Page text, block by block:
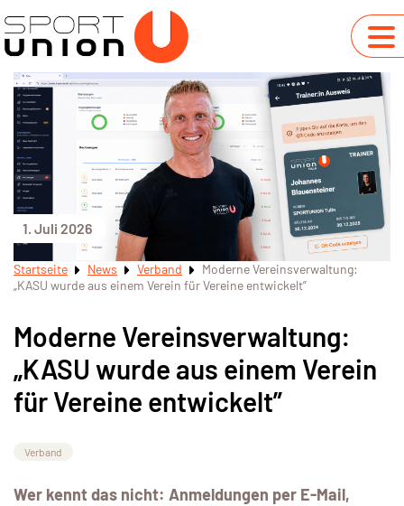
1. Juli 2026
Startseite News Verband
Moderne Vereinsverwaltung:
„KASU wurde aus einem Verein für Vereine entwickelt”
Moderne Vereinsverwaltung:
„KASU wurde aus einem Verein
für Vereine entwickelt”
Verband
Wer kennt das nicht: Anmeldungen per E-Mail,